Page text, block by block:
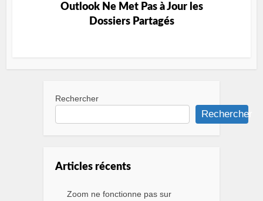
Outlook Ne Met Pas à Jour les
Dossiers Partagés
Rechercher
Rechercher
Articles récents
Zoom ne fonctionne pas sur